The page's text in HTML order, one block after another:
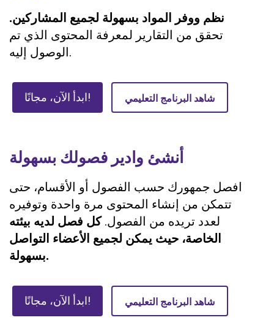
نظم ووفر المواد بسهولة لجميع المشاركين.
تحقق من التقارير لمعرفة المحتوى الذي تم
الوصول إليه.
ابدأ الآن، مجانًا! شاهد البرنامج التعليمي
أنشئ وادير فصولك بسهولة
افصل جمهورك حسب الفصول أو الأقسام، حتى
تتمكن من إنشاء المحتوى مرة واحدة وتوفيره
لعدد تريده من الفصول.كل فصل لديه بيئته
الخاصة، حيث يمكن لجميع الأعضاء التواصل
بسهولة.
ابدأ الآن، مجانًا! شاهد البرنامج التعليمي